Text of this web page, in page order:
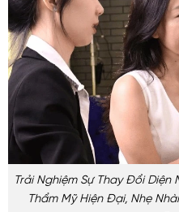
Trải Nghiệm Sự Thay Đổi Diện
Thẩm Mỹ Hiện Đại, Nhẹ